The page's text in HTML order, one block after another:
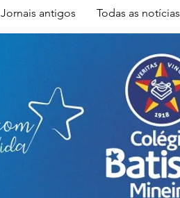
Jornais antigos Todas as notícias